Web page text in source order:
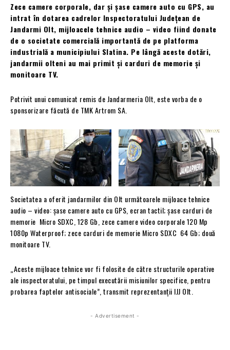
Zece camere corporale, dar și șase camere auto cu GPS, au
intrat în dotarea cadrelor Inspectoratului Județean de
Jandarmi Olt, mijloacele tehnice audio – video fiind donate
de o societate comercială importantă de pe platforma
industrială a municipiului Slatina. Pe lângă aceste dotări,
jandarmii olteni au mai primit și carduri de memorie și
monitoare TV.
Potrivit unui comunicat remis de Jandarmeria Olt, este vorba de o
sponsorizare făcută de TMK Artrom SA.
Societatea a oferit jandarmilor din Olt următoarele mijloace tehnice
audio – video: șase camere auto cu GPS, ecran tactil; șase carduri de
memorie Micro SDXC, 128 Gb, zece camere video corporale 120 Mp
1080p Waterproof; zece carduri de memorie Micro SDXC 64 Gb; două
monitoare TV.
„Aceste mijloace tehnice vor fi folosite de către structurile operative
ale inspectoratului, pe timpul executării misiunilor specifice, pentru
probarea faptelor antisociale”, transmit reprezentanții IJJ Olt.
- Advertisement -